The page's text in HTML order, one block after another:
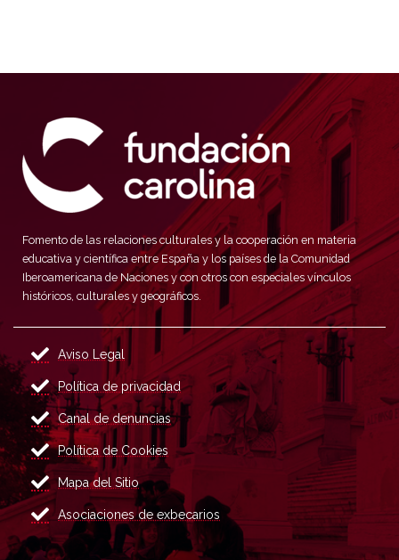
Fomento de las relaciones culturales y la cooperación en materia
educativa y científica entre España y los países de la Comunidad
Iberoamericana de Naciones y con otros con especiales vínculos
históricos, culturales y geográficos.
Aviso Legal
Política de privacidad
Canal de denuncias
Política de Cookies
Mapa del Sitio
Asociaciones de exbecarios